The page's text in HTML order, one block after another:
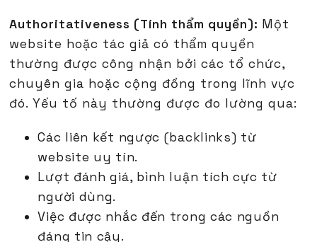
Authoritativeness (Tính thẩm quyền): Một
website hoặc tác giả có thẩm quyền
thường được công nhận bởi các tổ chức,
chuyên gia hoặc cộng đồng trong lĩnh vực
đó. Yếu tố này thường được đo lường qua:
Các liên kết ngược (backlinks) từ
website uy tín.
Lượt đánh giá, bình luận tích cực từ
người dùng.
Việc được nhắc đến trong các nguồn
đáng tin cậy.